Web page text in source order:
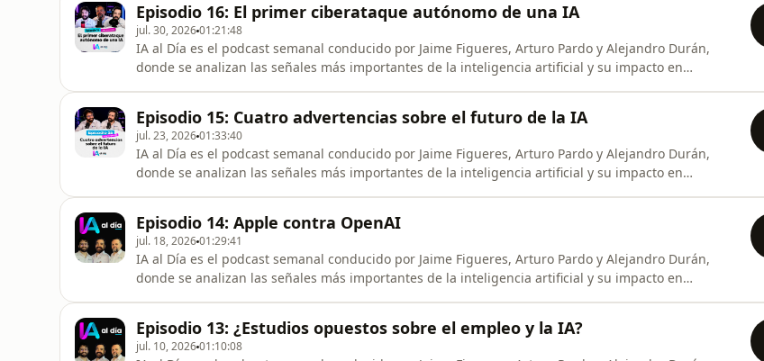
Episodio 16: El primer ciberataque autónomo de una IA
jul. 30, 202601:21:48
IA al Día es el podcast semanal conducido por Jaime Figueres, Arturo Pardo y Alejandro Durán,
donde se analizan las señales más importantes de la inteligencia artificial y su impacto en
inteligencia artificial
Episodio 15: Cuatro advertencias sobre el futuro de la IA
jul. 23, 202601:33:40
IA al Día es el podcast semanal conducido por Jaime Figueres, Arturo Pardo y Alejandro Durán,
donde se analizan las señales más importantes de la inteligencia artificial y su impacto en
dejan de lado el
Episodio 14: Apple contra OpenAI
jul. 18, 202601:29:41
IA al Día es el podcast semanal conducido por Jaime Figueres, Arturo Pardo y Alejandro Durán,
donde se analizan las señales más importantes de la inteligencia artificial y su impacto en
OpenAI por presunto ro
Episodio 13: ¿Estudios opuestos sobre el empleo y la IA?
jul. 10, 202601:10:08